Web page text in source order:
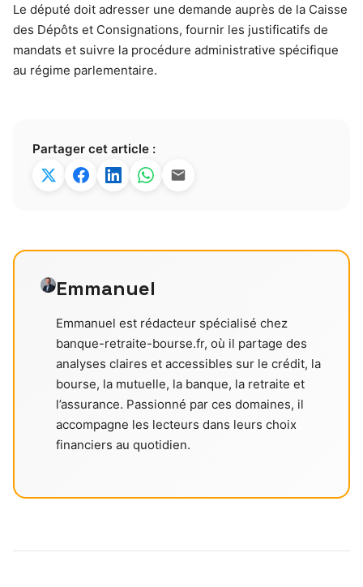
Le député doit adresser une demande auprès de la Caisse
des Dépôts et Consignations, fournir les justificatifs de
mandats et suivre la procédure administrative spécifique
au régime parlementaire.
Partager cet article :
Emmanuel
Emmanuel est rédacteur spécialisé chez
banque-retraite-bourse.fr, où il partage des
analyses claires et accessibles sur le crédit, la
bourse, la mutuelle, la banque, la retraite et
l’assurance. Passionné par ces domaines, il
accompagne les lecteurs dans leurs choix
financiers au quotidien.